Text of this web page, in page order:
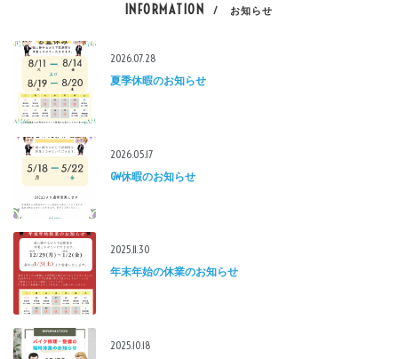
INFORMATION / お知らせ
2026.07.28
夏季休暇のお知らせ
2026.05.17
GW休暇のお知らせ
2025.11.30
年末年始の休業のお知らせ
2025.10.18